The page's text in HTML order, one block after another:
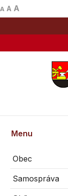
A A A
Menu
Obec
Samospráva